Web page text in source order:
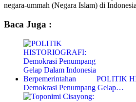
negara-ummah (Negara Islam) di
Baca Juga :
POLITIK
Demokrasi Penumpang Gelap…